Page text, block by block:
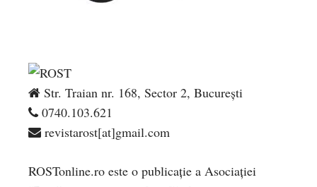
Str. Traian nr. 168, Sector 2, București
0740.103.621
revistarost[at]gmail.com
ROSTonline.ro este o publicaţie a Asociaţiei